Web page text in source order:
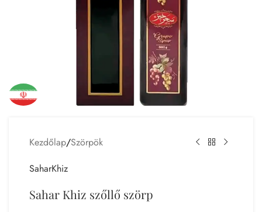
Kezdőlap/Szörpök
SaharKhiz
Sahar Khiz szőllő szörp